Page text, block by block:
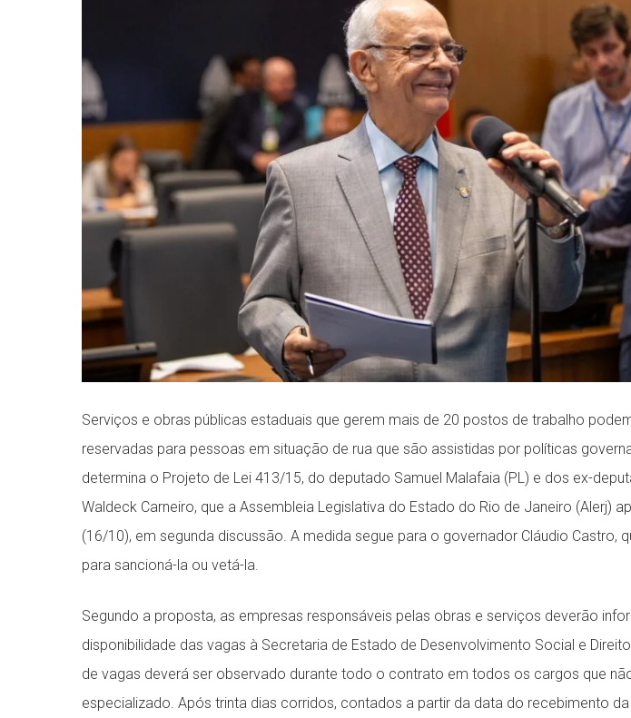
Serviços e obras públicas estaduais que gerem mais de 20 postos de trabalho
reservadas para pessoas em situação de rua que são assistidas por políticas
determina o Projeto de Lei 413/15, do deputado Samuel Malafaia (PL) e dos ex-
Waldeck Carneiro, que a Assembleia Legislativa do Estado do Rio de Janeiro (Alerj)
(16/10), em segunda discussão. A medida segue para o governador Cláudio Castro,
para sancioná-la ou vetá-la.
Segundo a proposta, as empresas responsáveis pelas obras e serviços deverão
disponibilidade das vagas à Secretaria de Estado de Desenvolvimento Social e
de vagas deverá ser observado durante todo o contrato em todos os cargos que
especializado. Após trinta dias corridos, contados a partir da data do recebimento